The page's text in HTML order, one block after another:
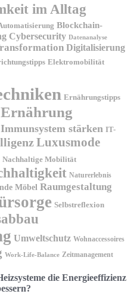
im Alltag
Blockchain-
Cybersecurity Datenanalyse
Digitalisierung
Elektromobilität
Ernährungstipps
Ernährung
Immunsystem stärken IT-
Luxusmode
Nachhaltige Mobilität
Naturerlebnis
Möbel Raumgestaltung
Selbstreflexion
Umweltschutz Wohnaccessoires
Work-Life-Balance Zeitmanagement
die Energieeffizienz